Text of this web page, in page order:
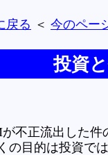
戻る ＜ 今のペー
投資
不正流出した件
の目的は投資で